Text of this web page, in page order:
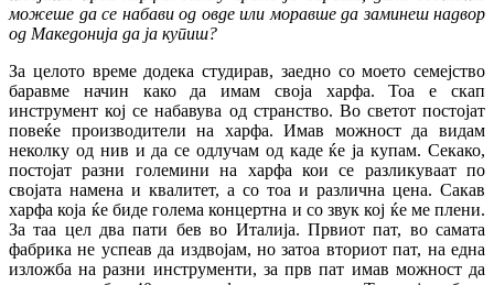
можеше да се набави од овде или моравше да заминеш надвор
од Македонија да ја купиш?
За целото време додека студирав, заедно со моето семејство
баравме начин како да имам своја харфа. Тоа е скап
инструмент кој се набавува од странство. Во светот постојат
повеќе производители на харфа. Имав можност да видам
неколку од нив и да се одлучам од каде ќе ја купам. Секако,
постојат разни големини на харфа кои се разликуваат по
својата намена и квалитет, а со тоа и различна цена. Сакав
харфа која ќе биде голема концертна и со звук кој ќе ме плени.
За таа цел два пати бев во Италија. Првиот пат, во самата
фабрика не успеав да издвојам, но затоа вториот пат, на една
изложба на разни инструменти, за прв пат имав можност да